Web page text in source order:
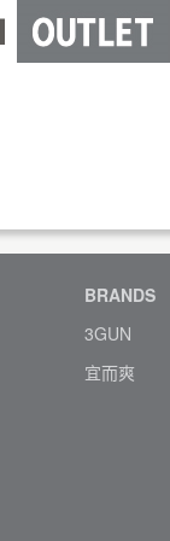
BRANDS
3GUN
宜而爽